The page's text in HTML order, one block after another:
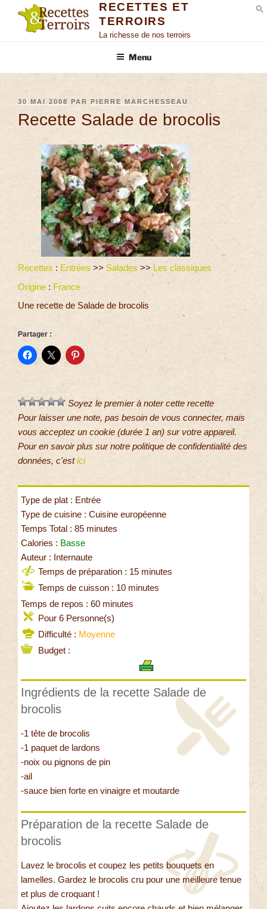
RECETTES ET
TERROIRS
La richesse de nos terroirs
Menu
30 MAI 2008 PAR PIERRE MARCHESSEAU
Recette Salade de brocolis
Recettes : Entrées >> Salades >> Les classiques
Origine : France
Une recette de Salade de brocolis
Partager :
Soyez le premier à noter cette recette
Pour laisser une note, pas besoin de vous connecter, mais
vous acceptez un cookie (durée 1 an) sur votre appareil.
Pour en savoir plus sur notre politique de confidentialité des
données, c'estici
Type de plat : Entrée
Type de cuisine : Cuisine européenne
Temps Total : 85 minutes
Calories : Basse
Auteur : Internaute
Temps de préparation : 15 minutes
Temps de cuisson : 10 minutes
Temps de repos : 60 minutes
Pour 6 Personne(s)
Difficulté : Moyenne
Budget :
Ingrédients de la recette Salade de
brocolis
-1 tête de brocolis
-1 paquet de lardons
-noix ou pignons de pin
-ail
-sauce bien forte en vinaigre et moutarde
Préparation de la recette Salade de
brocolis
Lavez le brocolis et coupez les petits bouquets en
lamelles. Gardez le brocolis cru pour une meilleure tenue
et plus de croquant !